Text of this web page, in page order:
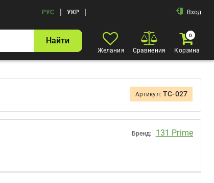
РУС | УКР | Вход
Найти
Желания Сравнения
0
Корзина
Артикул:TC-027
Бренд: 131 Prime